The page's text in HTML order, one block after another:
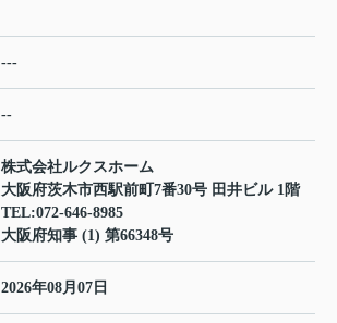
---
--
株式会社ルクスホーム
大阪府茨木市西駅前町7番30号 田井ビル 1階
TEL:072-646-8985
大阪府知事 (1) 第66348号
2026年08月07日